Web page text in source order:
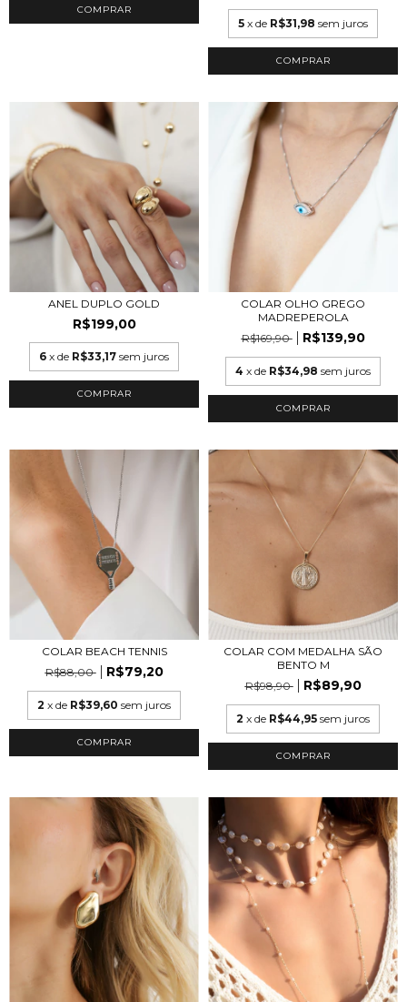
COMPRAR
5 x de R$31,98 sem juros
COMPRAR
ANEL DUPLO GOLD
R$199,00
6 x de R$33,17 sem juros
COMPRAR
COLAR OLHO GREGO
MADREPEROLA
R$169,90
R$139,90
4 x de R$34,98 sem juros
COMPRAR
COLAR BEACH TENNIS
R$88,00
R$79,20
2 x de R$39,60 sem juros
COMPRAR
COLAR COM MEDALHA SÃO
BENTO M
R$98,90
R$89,90
2 x de R$44,95 sem juros
COMPRAR